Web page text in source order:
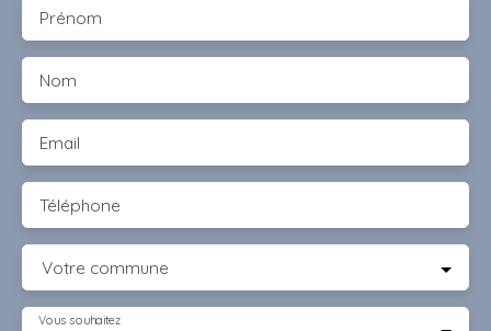
Prénom
Nom
Email
Téléphone
Votre commune
Vous souhaitez